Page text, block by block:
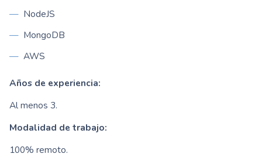
NodeJS
MongoDB
AWS
Años de experiencia:
Al menos 3.
Modalidad de trabajo:
100% remoto.